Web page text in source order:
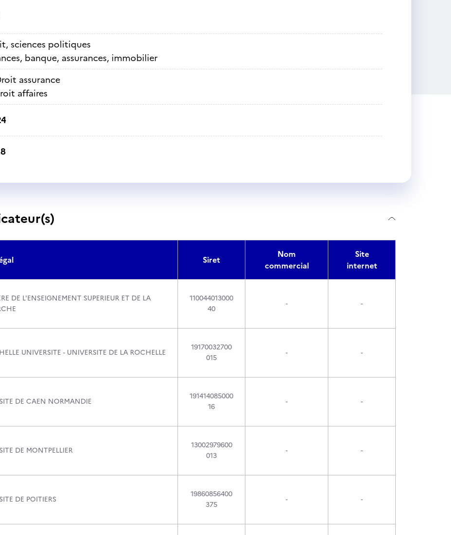
sciences politiques
banque, assurances, immobilier
assurance
affaires
Siret
Nom
commercial
Site
internet
DE L'ENSEIGNEMENT SUPERIEUR ET DE LA
110044013000
40
- -
UNIVERSITE - UNIVERSITE DE LA ROCHELLE
19170032700
015
- -
DE CAEN NORMANDIE
191414085000
16
- -
DE MONTPELLIER
13002979600
013
- -
DE POITIERS
19860856400
375
- -